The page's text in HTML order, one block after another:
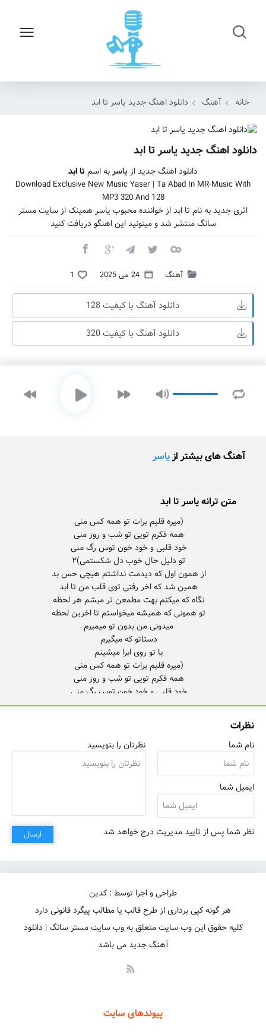
خانه آهنگ دانلود اهنگ جدید یاسر تا ابد
دانلود اهنگ جدید یاسر تا ابد
دانلود اهنگ جدید از یاسربه اسمتا ابد
Download Exclusive New Music Yaser | Ta Abad In MR-Music With
MP3 320 And 128
اثری جدید به نام تا ابد از خواننده محبوب یاسر همینک از سایت مستر
سانگ منتشر شد و میتونید این اهنگو دریافت کنید
آهنگ 24 می 2025 1
دانلود آهنگ با کیفیت 128
دانلود آهنگ با کیفیت 320
آهنگ های بیشتر ازیاسر
متن ترانه یاسر تا ابد
تو دلیل حال خوب دل شکستمی)۲
نظرات
نام شما
ایمیل شما
نظرتان را بنویسید
نظر شما پس از تایید مدیریت درج خواهد شد ارسال
طراحی و اجرا توسط : کدین
هر گونه کپی برداری از طرح قالب یا مطالب پیگرد قانونی دارد
کلیه حقوق این وب سایت متعلق به وب سایت مستر سانگ | دانلود
آهنگ جدید می باشد
پیوندهای سایت